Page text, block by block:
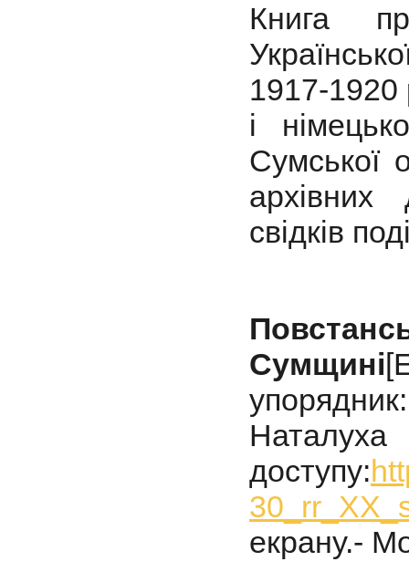
Книга
1917-1920
і
Сумської
архівних
свідків
Сумщині
доступу:
екрану.-